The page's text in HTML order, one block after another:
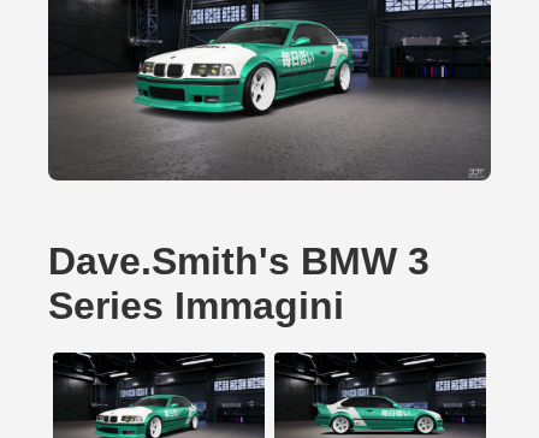
Dave.Smith's BMW 3
Series Immagini